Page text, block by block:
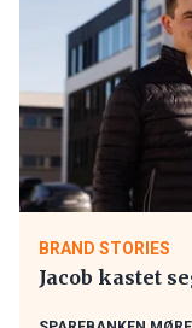
BRAND STORIES
Jacob kastet